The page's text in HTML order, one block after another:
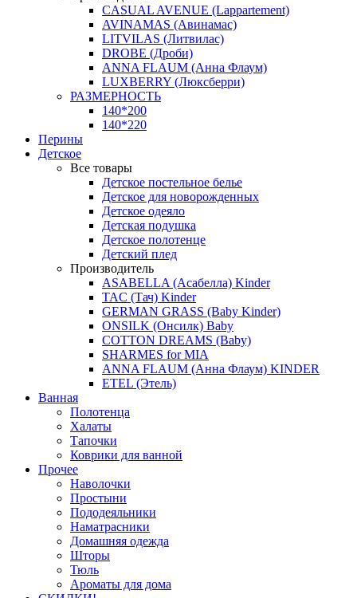
CASUAL AVENUE (Lappartement)
AVINAMAS (Авинамас)
LITVILAS (Литвилас)
DROBE (Дроби)
ANNA FLAUM (Анна Флаум)
LUXBERRY (Люксберри)
РАЗМЕРНОСТЬ
140*200
140*220
Перины
Детское
Все товары
Детское постельное белье
Детское для новорожденных
Детское одеяло
Детская подушка
Детское полотенце
Детский плед
Производитель
ASABELLA (Асабелла) Kinder
TAC (Тач) Kinder
GERMAN GRASS (Baby Kinder)
ONSILK (Онсилк) Baby
COTTON DREAMS (Baby)
SHARMES for MIA
ANNA FLAUM (Анна Флаум) KINDER
ETEL (Этель)
Ванная
Полотенца
Халаты
Тапочки
Коврики для ванной
Прочее
Наволочки
Простыни
Пододеяльники
Наматрасники
Домашняя одежда
Шторы
Тюль
Ароматы для дома